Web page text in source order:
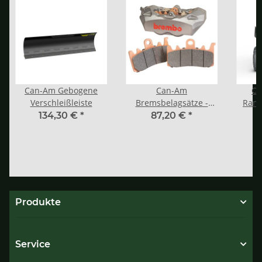
Can-Am Gebogene
Verschleißleiste
134,30 € *
Can-Am
Bremsbelagsätze -
Spyder, Canyon
87,20 € *
Produkte
Service